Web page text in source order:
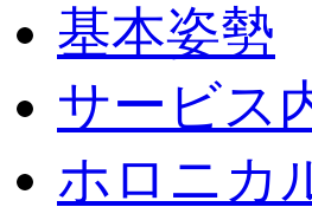
基本姿勢
サービス
ホロニカ